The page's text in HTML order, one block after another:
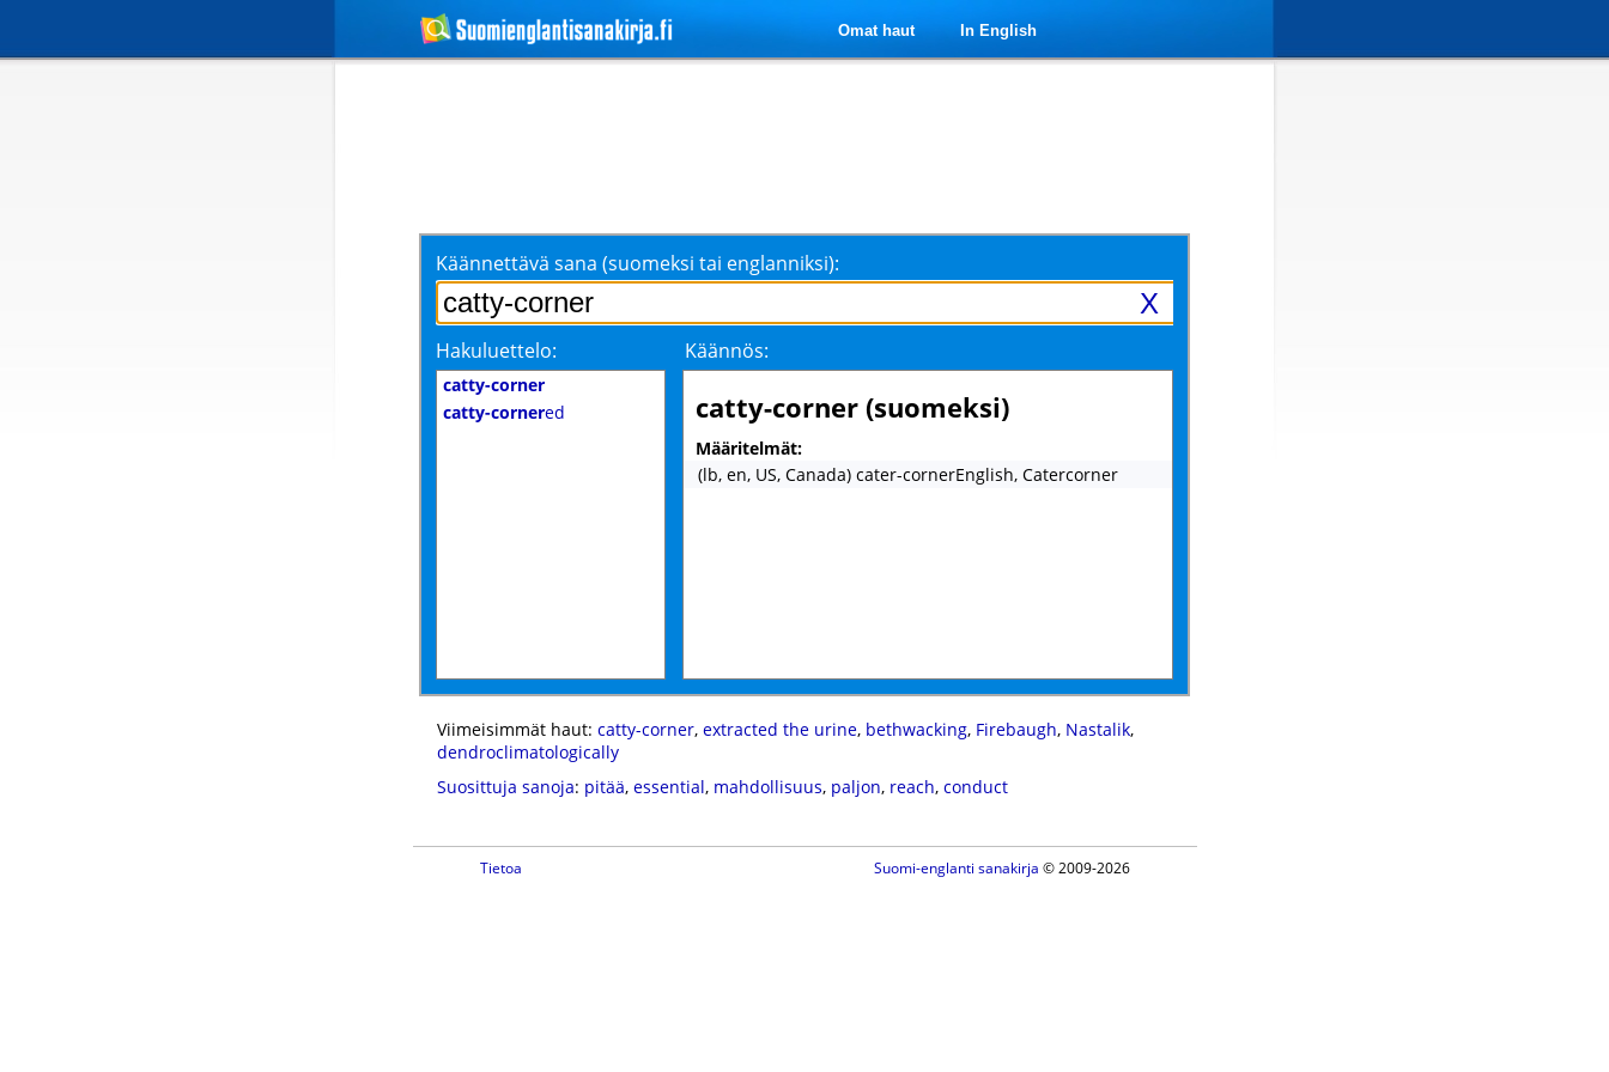
Omat haut In English
Käännettävä sana (suomeksi tai englanniksi):
X
Hakuluettelo: Käännös:
catty-corner
catty-cornered catty-corner (suomeksi)
Määritelmät:
(lb, en, US, Canada) cater-cornerEnglish, Catercorner
Viimeisimmät haut: catty-corner, extracted the urine, bethwacking, Firebaugh, Nastalik,
dendroclimatologically
Suosittuja sanoja: pitää, essential, mahdollisuus, paljon, reach, conduct
Tietoa Suomi-englanti sanakirja © 2009-2026